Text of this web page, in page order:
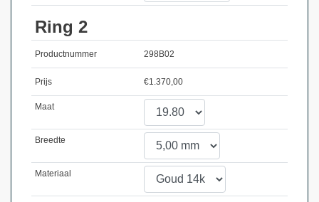
Ring 2
Productnummer 298B02
Prijs €1.370,00
Maat
Breedte
Materiaal